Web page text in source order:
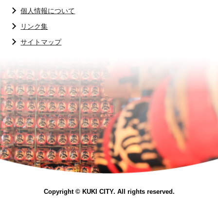
個人情報について
リンク集
サイトマップ
Copyright © KUKI CITY. All rights reserved.